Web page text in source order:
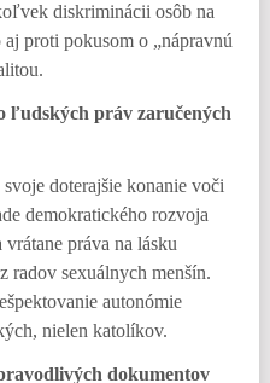
diskriminácii osôb na
proti pokusom o „nápravnú
ľudských práv zaručených
doterajšie konanie voči
demokratického rozvoja
práva na lásku
radov sexuálnych menšín.
autonómie
nielen katolíkov.
dokumentov